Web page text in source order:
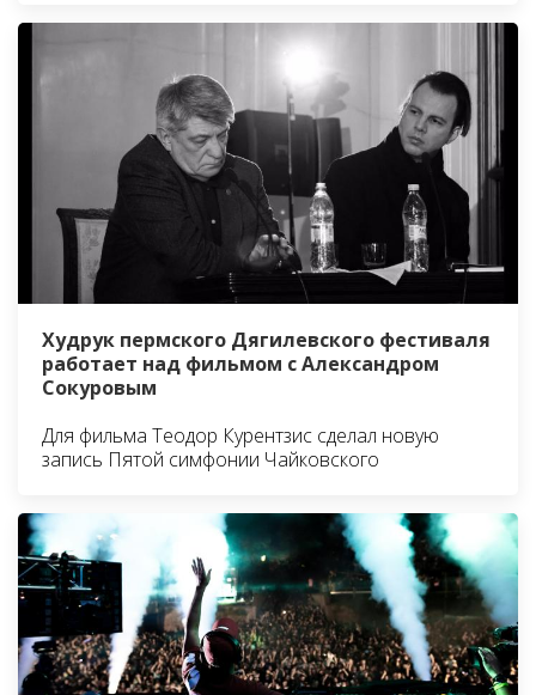
Худрук пермского Дягилевского фестиваля
работает над фильмом с Александром
Сокуровым
Для фильма Теодор Курентзис сделал новую
запись Пятой симфонии Чайковского